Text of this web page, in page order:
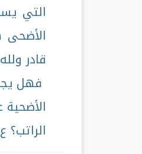
التي
الأضحى
قادر
فهل